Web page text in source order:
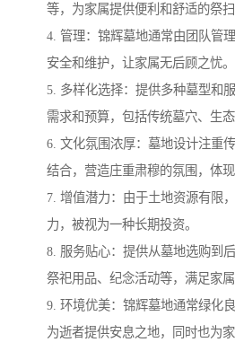
等，为家属提供便利和舒适的祭扫
4. 管理：锦辉墓地通常由团队管
安全和维护，让家属无后顾之忧。
5. 多样化选择：提供多种墓型和
需求和预算，包括传统墓穴、生态
6. 文化氛围浓厚：墓地设计注重
结合，营造庄重肃穆的氛围，体现
7. 增值潜力：由于土地资源有限
力，被视为一种长期投资。
8. 服务贴心：提供从墓地选购到
祭祀用品、纪念活动等，满足家属
9. 环境优美：锦辉墓地通常绿化
为逝者提供安息之地，同时也为